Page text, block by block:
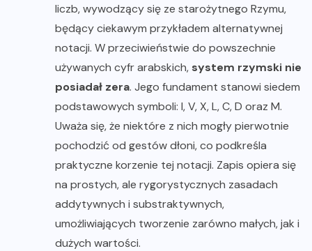
liczb, wywodzący się ze starożytnego Rzymu,
będący ciekawym przykładem alternatywnej
notacji. W przeciwieństwie do powszechnie
używanych cyfr arabskich, system rzymski nie
posiadał zera. Jego fundament stanowi siedem
podstawowych symboli: I, V, X, L, C, D oraz M.
Uważa się, że niektóre z nich mogły pierwotnie
pochodzić od gestów dłoni, co podkreśla
praktyczne korzenie tej notacji. Zapis opiera się
na prostych, ale rygorystycznych zasadach
addytywnych i substraktywnych,
umożliwiających tworzenie zarówno małych, jak i
dużych wartości.